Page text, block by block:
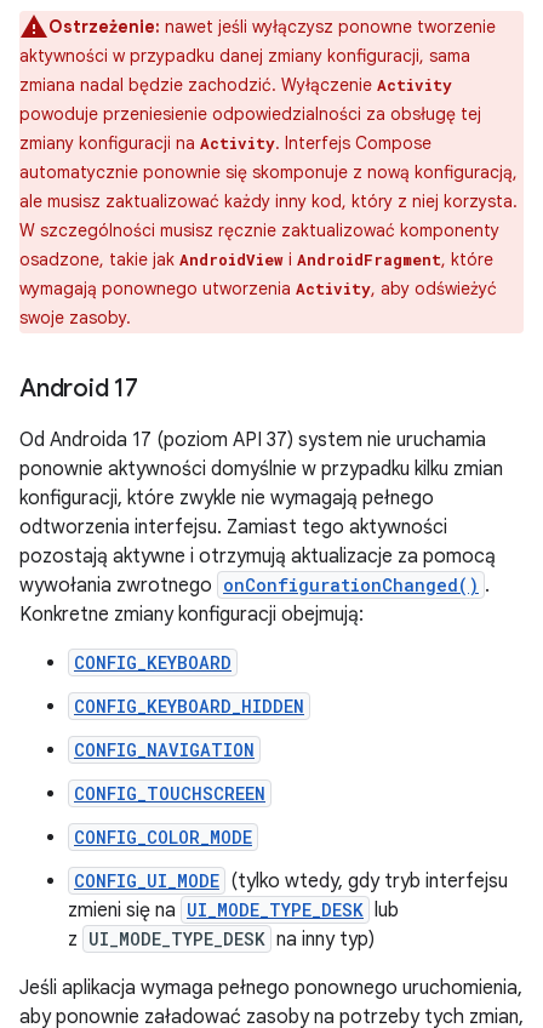
Ostrzeżenie: nawet jeśli wyłączysz ponowne tworzenie
aktywności w przypadku danej zmiany konfiguracji, sama
zmiana nadal będzie zachodzić. Wyłączenie Activity
powoduje przeniesienie odpowiedzialności za obsługę tej
zmiany konfiguracji na Activity. Interfejs Compose
automatycznie ponownie się skomponuje z nową konfiguracją,
ale musisz zaktualizować każdy inny kod, który z niej korzysta.
W szczególności musisz ręcznie zaktualizować komponenty
osadzone, takie jak AndroidView i AndroidFragment, które
wymagają ponownego utworzenia Activity, aby odświeżyć
swoje zasoby.
Android 17
Od Androida 17 (poziom API 37) system nie uruchamia
ponownie aktywności domyślnie w przypadku kilku zmian
konfiguracji, które zwykle nie wymagają pełnego
odtworzenia interfejsu. Zamiast tego aktywności
pozostają aktywne i otrzymują aktualizacje za pomocą
wywołania zwrotnego onConfigurationChanged() .
Konkretne zmiany konfiguracji obejmują:
CONFIG_KEYBOARD
CONFIG_KEYBOARD_HIDDEN
CONFIG_NAVIGATION
CONFIG_TOUCHSCREEN
CONFIG_COLOR_MODE
CONFIG_UI_MODE (tylko wtedy, gdy tryb interfejsu
zmieni się na UI_MODE_TYPE_DESK lub
z UI_MODE_TYPE_DESK na inny typ)
Jeśli aplikacja wymaga pełnego ponownego uruchomienia,
aby ponownie załadować zasoby na potrzeby tych zmian,